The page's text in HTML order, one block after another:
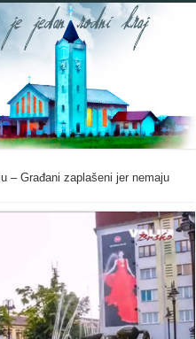
– Građani zaplašeni jer nemaju